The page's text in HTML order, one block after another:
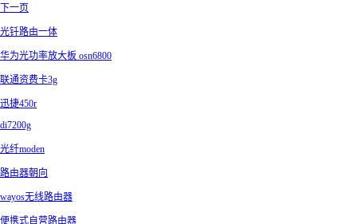
下一页
光钎路由一体
华为光功率放大板 osn6800
联通资费卡3g
迅捷450r
di7200g
光纤moden
路由器朝向
wayos无线路由器
便携式自营路由器